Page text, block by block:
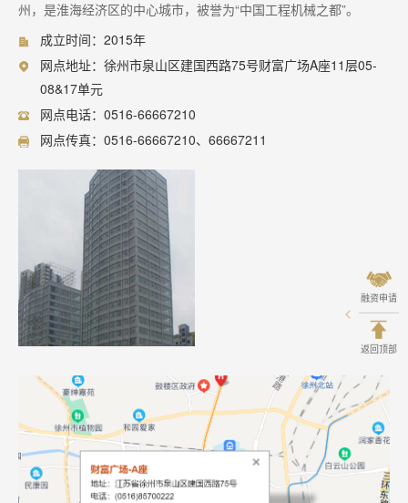
州，是淮海经济区的中心城市，被誉为“中国工程机械之都”。
成立时间：2015年
网点地址：徐州市泉山区建国西路75号财富广场A座11层05-
08&17单元
网点电话：0516-66667210
网点传真：0516-66667210、66667211
融资申请
返回顶部